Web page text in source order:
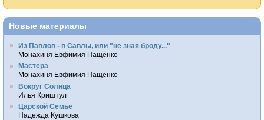
Новые материалы
Из Павлов - в Савлы, или "не зная броду..."
Монахиня Евфимия Пащенко
Мастера
Монахиня Евфимия Пащенко
Вокруг Солнца
Илья Криштул
Царской Семье
Надежда Кушкова